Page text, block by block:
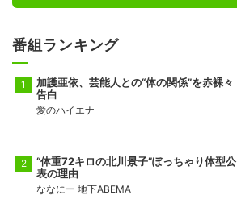
番組ランキング
加護亜依、芸能人との“体の関係”を赤裸々
告白
愛のハイエナ
“体重72キロの北川景子”ぽっちゃり体型公
表の理由
ななにー 地下ABEMA